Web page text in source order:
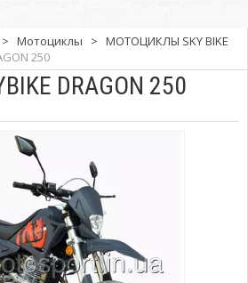
> Мотоциклы > МОТОЦИКЛЫ SKY BIKE
250
DRAGON 250